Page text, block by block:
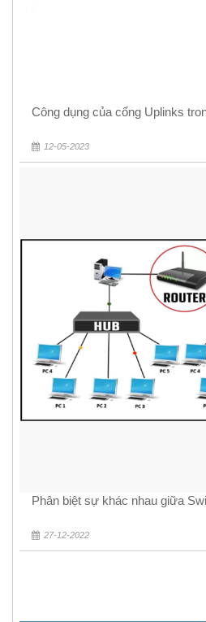
Công dụng của cổng Uplinks
12-05-2023
Phân biệt sự khác nhau giữa
27-12-2022